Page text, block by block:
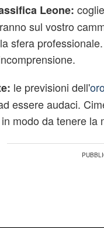
Leone:
sul vostro
sfera
le previsioni dell'
essere audaci.
modo da tenere la